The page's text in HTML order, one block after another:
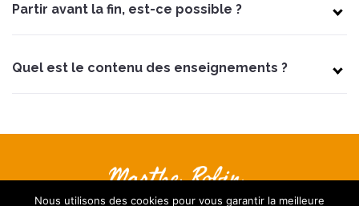
Partir avant la fin, est-ce possible ?
Quel est le contenu des enseignements ?
Nous contacter
Nous utilisons des cookies pour vous garantir la meilleure